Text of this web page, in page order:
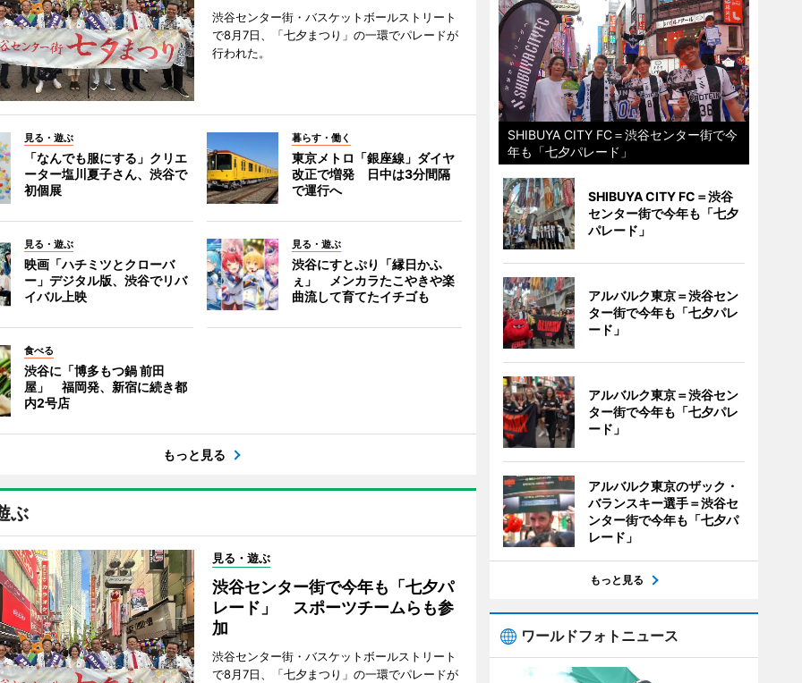
渋谷センター街・バスケットボールストリート
で8月7日、「七夕まつり」の一環でパレードが
行われた。
見る・遊ぶ
「なんでも服にする」クリエ
ーター塩川夏子さん、渋谷で
初個展
暮らす・働く
東京メトロ「銀座線」ダイヤ
改正で増発 日中は3分間隔
で運行へ
見る・遊ぶ
映画「ハチミツとクローバ
ー」デジタル版、渋谷でリバ
イバル上映
見る・遊ぶ
渋谷にすとぷり「縁日かふ
ぇ」 メンカラたこやきや楽
曲流して育てたイチゴも
食べる
渋谷に「博多もつ鍋 前田
屋」 福岡発、新宿に続き都
内2号店
もっと見る
ぶ
見る・遊ぶ
渋谷センター街で今年も「七夕パ
レード」 スポーツチームらも参
加
渋谷センター街・バスケットボールストリート
で8月7日、「七夕まつり」の一環でパレードが
SHIBUYA CITY FC＝渋谷センター街で今
年も「七夕パレード」
SHIBUYA CITY FC＝渋谷
センター街で今年も「七夕
パレード」
アルバルク東京＝渋谷セン
ター街で今年も「七夕パレ
ード」
アルバルク東京＝渋谷セン
ター街で今年も「七夕パレ
ード」
アルバルク東京のザック・
バランスキー選手＝渋谷セ
ンター街で今年も「七夕パ
レード」
もっと見る
ワールドフォトニュース